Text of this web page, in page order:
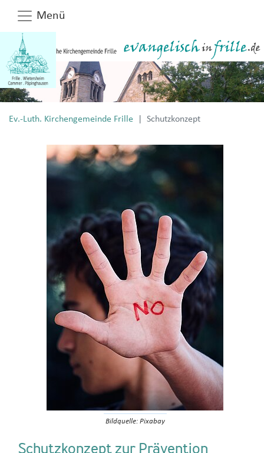
Menü
Ev.-Luth. Kirchengemeinde Frille Schutzkonzept
Bildquelle: Pixabay
Schutzkonzept zur Prävention